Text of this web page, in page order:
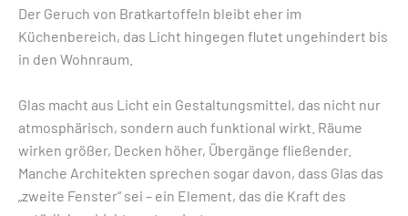
Der Geruch von Bratkartoffeln bleibt eher im
Küchenbereich, das Licht hingegen flutet ungehindert bis
in den Wohnraum.
Glas macht aus Licht ein Gestaltungsmittel, das nicht nur
atmosphärisch, sondern auch funktional wirkt. Räume
wirken größer, Decken höher, Übergänge fließender.
Manche Architekten sprechen sogar davon, dass Glas das
„zweite Fenster“ sei – ein Element, das die Kraft des